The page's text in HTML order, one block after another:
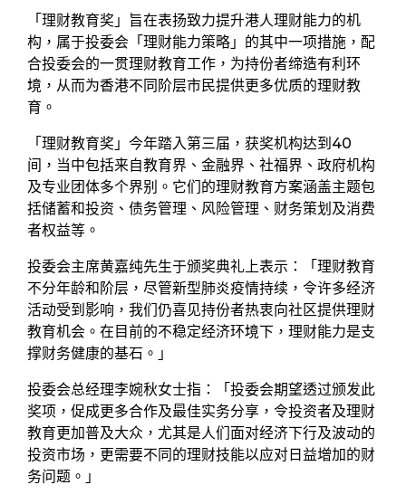
「理财教育奖」旨在表扬致力提升港人理财能力的机
构，属于投委会「理财能力策略」的其中一项措施，配
合投委会的一贯理财教育工作，为持份者缔造有利环
境，从而为香港不同阶层市民提供更多优质的理财教
育。
「理财教育奖」今年踏入第三届，获奖机构达到40
间，当中包括来自教育界、金融界、社福界、政府机构
及专业团体多个界别。它们的理财教育方案涵盖主题包
括储蓄和投资、债务管理、风险管理、财务策划及消费
者权益等。
投委会主席黄嘉纯先生于颁奖典礼上表示：「理财教育
不分年龄和阶层，尽管新型肺炎疫情持续，令许多经济
活动受到影响，我们仍喜见持份者热衷向社区提供理财
教育机会。在目前的不稳定经济环境下，理财能力是支
撑财务健康的基石。」
投委会总经理李婉秋女士指：「投委会期望透过颁发此
奖项，促成更多合作及最佳实务分享，令投资者及理财
教育更加普及大众，尤其是人们面对经济下行及波动的
投资市场，更需要不同的理财技能以应对日益增加的财
务问题。」